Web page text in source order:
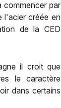
commencer par
l'acier créée en
de la CED
il croit que
le caractère
dans certains